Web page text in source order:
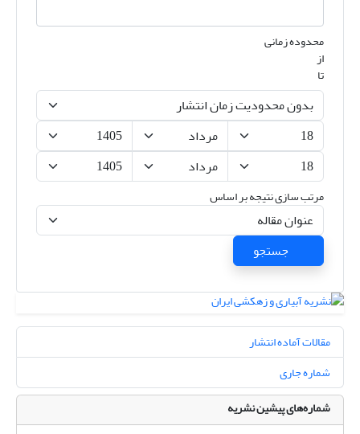
محدوده زمانی
از
تا
مرتب سازی نتیجه بر اساس
جستجو
مقالات آماده انتشار
شماره جاری
شماره‌های پیشین نشریه